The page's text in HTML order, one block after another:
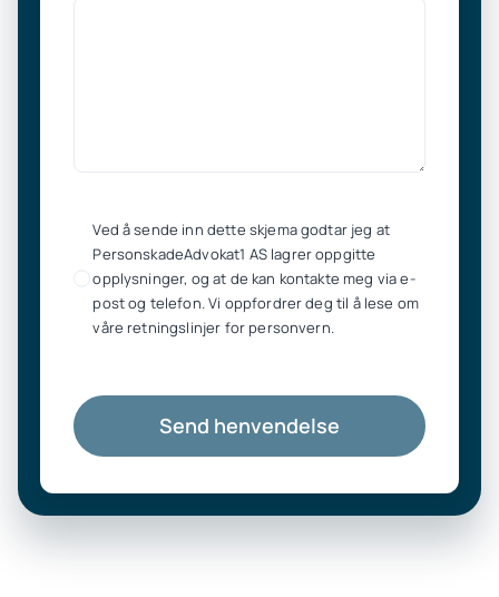
Ved å sende inn dette skjema godtar jeg at
PersonskadeAdvokat1 AS lagrer oppgitte
opplysninger, og at de kan kontakte meg via e-
post og telefon. Vi oppfordrer deg til å lese om
våre retningslinjer for personvern.
Send henvendelse